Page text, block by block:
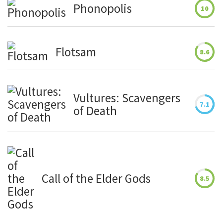
Phonopolis 10
Flotsam 8.6
Vultures: Scavengers
of Death
7.1
Call of the Elder Gods 8.5